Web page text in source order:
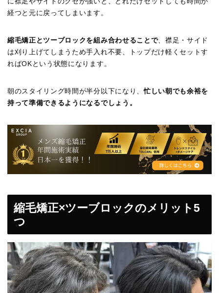
経つと元に戻ってしまいます。
縮毛矯正とツーブロックを組み合わせることで、襟足・サイド
は刈り上げてしまうため手入れ不要、トップだけ軽くセットす
ればOKという状態になります。
朝のスタイリング時間が半分以下になり、忙しい朝でも余裕を
持って準備できるようになるでしょう。
縮毛矯正×ツーブロックのメリット5
つ